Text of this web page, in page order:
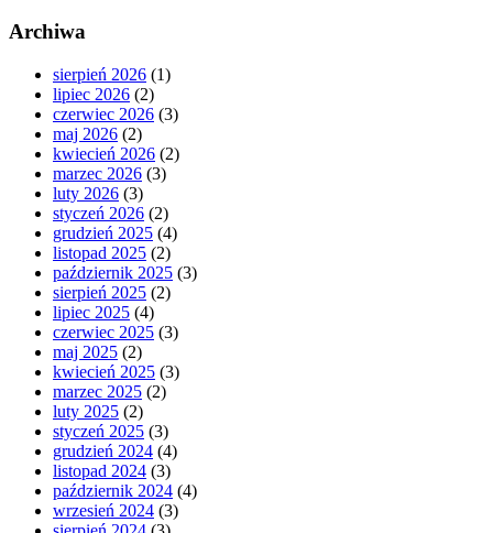
Archiwa
sierpień 2026 (1)
lipiec 2026 (2)
czerwiec 2026 (3)
maj 2026 (2)
kwiecień 2026 (2)
marzec 2026 (3)
luty 2026 (3)
styczeń 2026 (2)
grudzień 2025 (4)
listopad 2025 (2)
październik 2025 (3)
sierpień 2025 (2)
lipiec 2025 (4)
czerwiec 2025 (3)
maj 2025 (2)
kwiecień 2025 (3)
marzec 2025 (2)
luty 2025 (2)
styczeń 2025 (3)
grudzień 2024 (4)
listopad 2024 (3)
październik 2024 (4)
wrzesień 2024 (3)